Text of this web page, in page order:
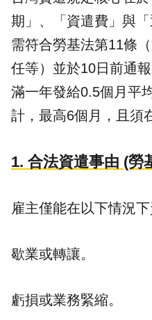
期」、「資遣費」與
需符合勞基法第11條
任等）並於10日前通
滿一年發給0.5個月平
計，最高6個月，且須
1. 合法資遣事由 (勞
雇主僅能在以下情況下
歇業或轉讓。
虧損或業務緊縮。